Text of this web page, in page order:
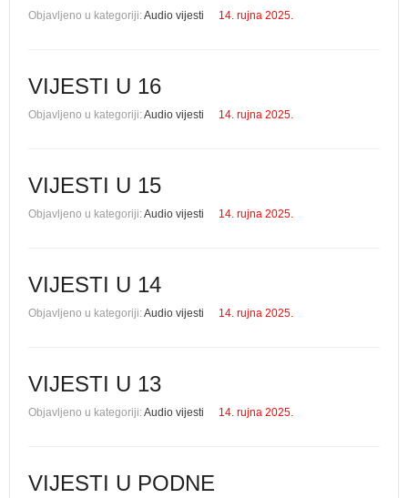
Objavljeno u kategoriji:Audio vijesti 14. rujna 2025.
VIJESTI U 16
Objavljeno u kategoriji:Audio vijesti 14. rujna 2025.
VIJESTI U 15
Objavljeno u kategoriji:Audio vijesti 14. rujna 2025.
VIJESTI U 14
Objavljeno u kategoriji:Audio vijesti 14. rujna 2025.
VIJESTI U 13
Objavljeno u kategoriji:Audio vijesti 14. rujna 2025.
VIJESTI U PODNE